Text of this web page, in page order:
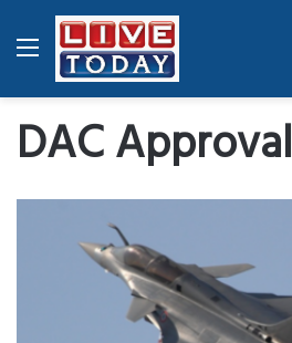
Menu
DAC Approval